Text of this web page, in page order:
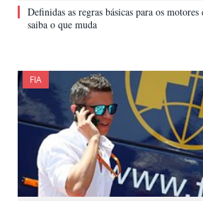
Definidas as regras básicas para os
saiba o que muda
FIA